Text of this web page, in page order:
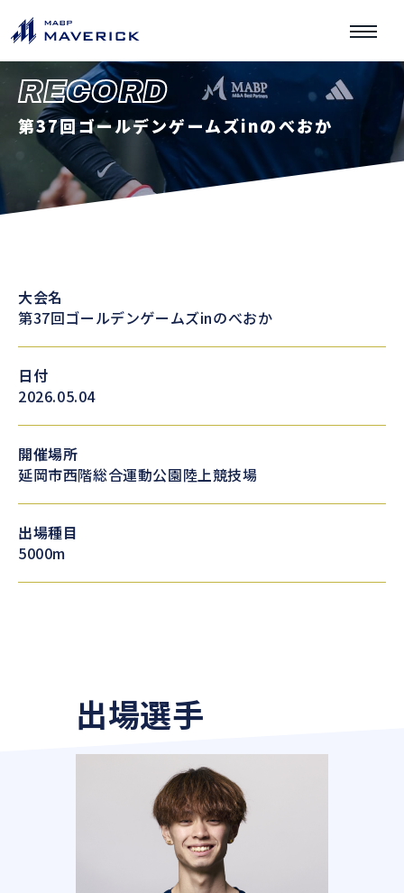
RECORD
第37回ゴールデンゲームズinのべおか
大会名
第37回ゴールデンゲームズinのべおか
日付
2026.05.04
開催場所
延岡市西階総合運動公園陸上競技場
出場種目
5000m
出場選手